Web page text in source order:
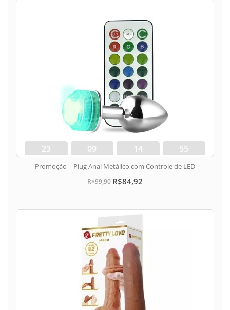
23
dias
09
hora
14
min
54
seg
Promoção – Plug Anal Metálico com Controle de LED
R$99,90 R$84,92